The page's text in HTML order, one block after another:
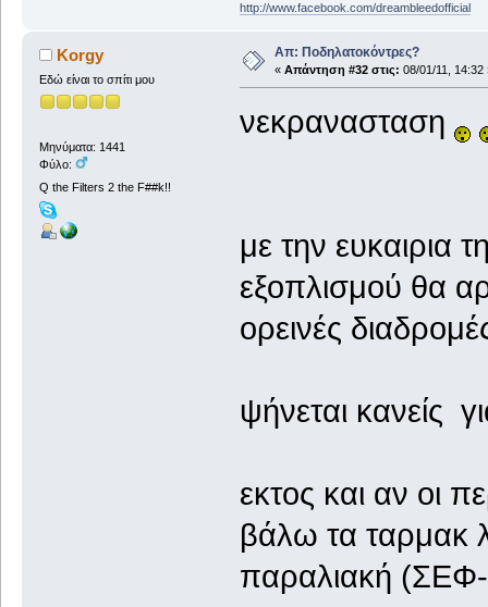
http://www.facebook.com/dreambleedofficial
Korgy
Εδώ είναι το σπίτι μου
Μηνύματα: 1441
Φύλο:
Q the Filters 2 the F##k!!
Απ: Ποδηλατοκόντρες?
« Απάντηση #32 στις: 08/01/11, 14:32
νεκρανασταση
με την ευκαιρια
εξοπλισμού θα
ορεινές
ψήνεται κανείς
εκτος και αν οι
βάλω τα ταρμακ
παραλιακή (ΣΕΦ-